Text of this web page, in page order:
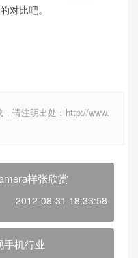
对比吧。
请注明出处：http://www.
样张欣赏
2012-08-31 18:33:58
手机行业